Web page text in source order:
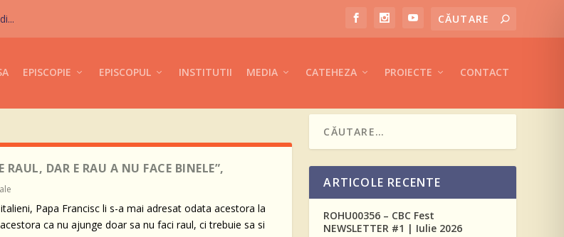
EPISCOPIE EPISCOPUL INSTITUTII MEDIA CATEHEZA PROIECTE CONTACT
DAR E RAU A NU FACE BINELE”,
Papa Francisc li s-a mai adresat odata acestora la
ca nu ajunge doar sa nu faci raul, ci trebuie sa si
ARTICOLE RECENTE
ROHU00356 – CBC Fest
NEWSLETTER #1 | Iulie 2026